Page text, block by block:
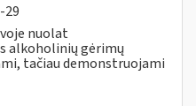
29
nuolat
alkoholinių gėrimų
tačiau demonstruojami